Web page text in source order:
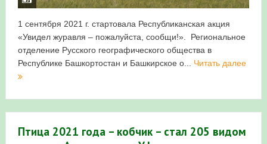
1 сентября 2021 г. стартовала Республиканская акция
«Увидел журавля – пожалуйста, сообщи!». Региональное
отделение Русского географического общества в
Республике Башкортостан и Башкирское о... Читать далее
Птица 2021 года – кобчик – стал 205 видом